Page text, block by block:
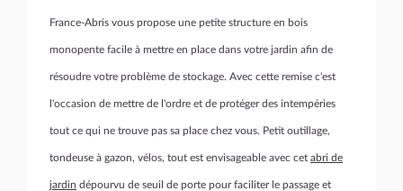
France-Abris vous propose une petite structure en bois
monopente facile à mettre en place dans votre jardin afin de
résoudre votre problème de stockage. Avec cette remise c'est
l'occasion de mettre de l'ordre et de protéger des intempéries
tout ce qui ne trouve pas sa place chez vous. Petit outillage,
tondeuse à gazon, vélos, tout est envisageable avec cet abri de
jardin dépourvu de seuil de porte pour faciliter le passage et